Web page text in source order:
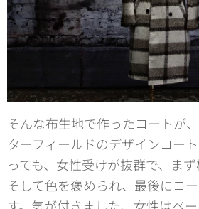
そんな布生地で作ったコートが
ターフィールドのデザインコー
っても、女性受けが抜群で、まず
そして色を褒められ、最後にコ